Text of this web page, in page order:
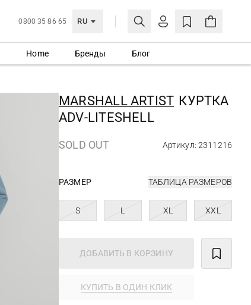
0800 35 86 65 RU
ЛИЧНЫЙ КАБИНЕТ
Еще не зарегистрированы?
СОЗДАТЬ УЧЕТНУЮ ЗАПИСЬ
Home Бренды Блог
MARSHALL ARTIST КУРТКА
ADV-LITESHELL
SOLD OUT Артикул: 2311216
РАЗМЕР ТАБЛИЦА РАЗМЕРОВ
S L XL XXL
ДОБАВИТЬ В КОРЗИНУ
КУПИТЬ В ОДИН КЛИК